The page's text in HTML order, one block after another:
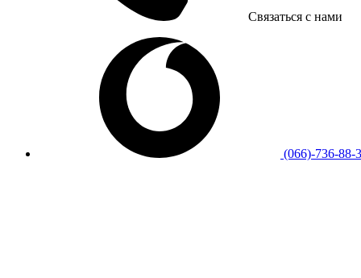
Связаться с нами
(066)-736-88-